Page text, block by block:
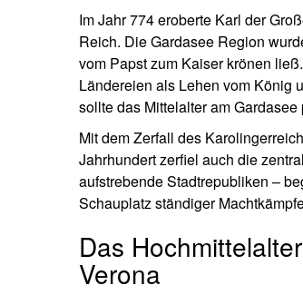
Im Jahr 774 eroberte Karl der
Reich. Die Gardasee Region
vom Papst zum Kaiser krönen
Ländereien als Lehen vom König
sollte das Mittelalter am Gardasee
Mit dem Zerfall des
Jahrhundert zerfiel auch die
aufstrebende Stadtrepubliken –
Schauplatz ständiger
Das
Verona